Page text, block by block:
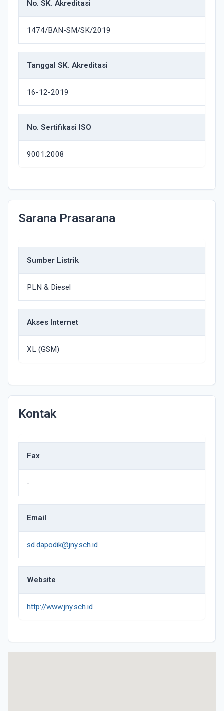
No. SK. Akreditasi
1474/BAN-SM/SK/2019
Tanggal SK. Akreditasi
16-12-2019
No. Sertifikasi ISO
9001:2008
Sarana Prasarana
Sumber Listrik
PLN & Diesel
Akses Internet
XL (GSM)
Kontak
Fax
-
Email
sd.dapodik@jny.sch.id
Website
http://www.jny.sch.id